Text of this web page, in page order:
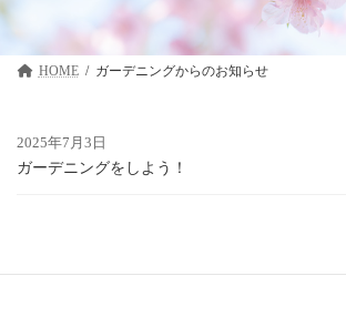
HOME ガーデニング
2025年7月3日
ガーデニングをしよう！